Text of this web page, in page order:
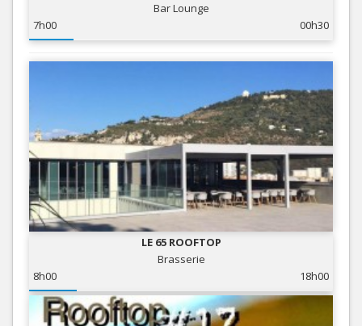
Bar Lounge
7h00
00h30
LE 65 ROOFTOP
Brasserie
8h00
18h00